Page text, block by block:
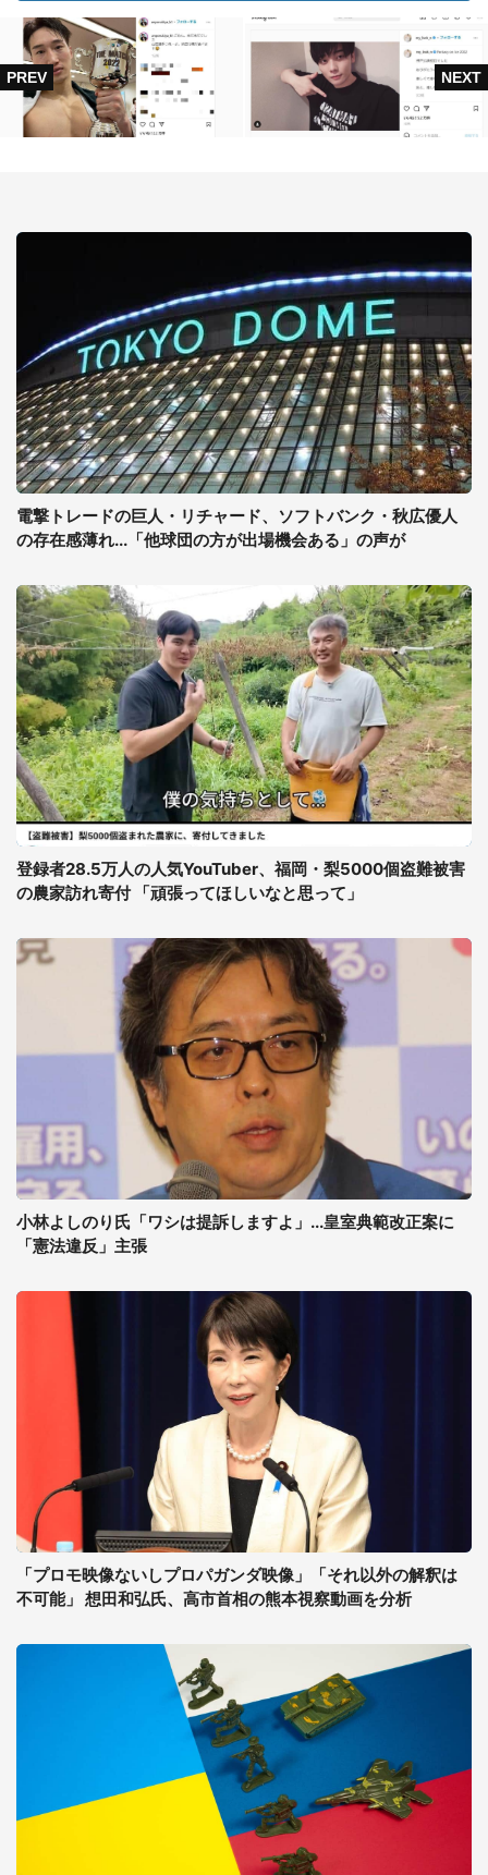
電撃トレードの巨人・リチャード、ソフトバンク・秋広優人
の存在感薄れ...「他球団の方が出場機会ある」の声が
登録者28.5万人の人気YouTuber、福岡・梨5000個盗難被害
の農家訪れ寄付 「頑張ってほしいなと思って」
小林よしのり氏「ワシは提訴しますよ」...皇室典範改正案に
「憲法違反」主張
「プロモ映像ないしプロパガンダ映像」「それ以外の解釈は
不可能」 想田和弘氏、高市首相の熊本視察動画を分析